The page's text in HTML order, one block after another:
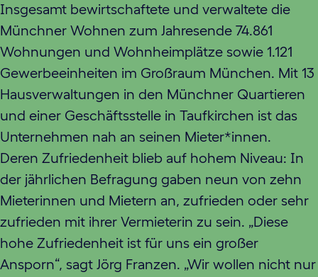
Insgesamt bewirtschaftete und verwaltete die
Münchner Wohnen zum Jahresende 74.861
Wohnungen und Wohnheimplätze sowie 1.121
Gewerbeeinheiten im Großraum München. Mit 13
Hausverwaltungen in den Münchner Quartieren
und einer Geschäftsstelle in Taufkirchen ist das
Unternehmen nah an seinen Mieter*innen.
Deren Zufriedenheit blieb auf hohem Niveau: In
der jährlichen Befragung gaben neun von zehn
Mieterinnen und Mietern an, zufrieden oder sehr
zufrieden mit ihrer Vermieterin zu sein. „Diese
hohe Zufriedenheit ist für uns ein großer
Ansporn“, sagt Jörg Franzen. „Wir wollen nicht nur